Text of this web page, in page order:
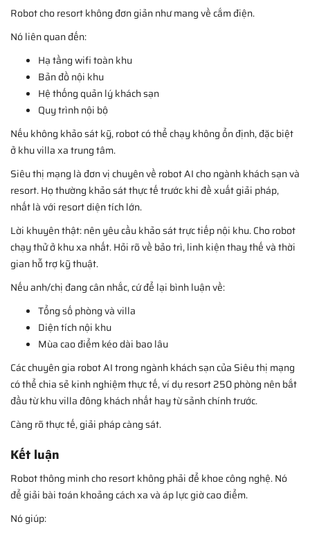
Robot cho resort không đơn giản như mang về cắm điện.
Nó liên quan đến:
Hạ tầng wifi toàn khu
Bản đồ nội khu
Hệ thống quản lý khách sạn
Quy trình nội bộ
Nếu không khảo sát kỹ, robot có thể chạy không ổn định, đặc biệt
ở khu villa xa trung tâm.
Siêu thị mạng là đơn vị chuyên về robot AI cho ngành khách sạn và
resort. Họ thường khảo sát thực tế trước khi đề xuất giải pháp,
nhất là với resort diện tích lớn.
Lời khuyên thật: nên yêu cầu khảo sát trực tiếp nội khu. Cho robot
chạy thử ở khu xa nhất. Hỏi rõ về bảo trì, linh kiện thay thế và thời
gian hỗ trợ kỹ thuật.
Nếu anh/chị đang cân nhắc, cứ để lại bình luận về:
Tổng số phòng và villa
Diện tích nội khu
Mùa cao điểm kéo dài bao lâu
Các chuyên gia robot AI trong ngành khách sạn của Siêu thị mạng
có thể chia sẻ kinh nghiệm thực tế, ví dụ resort 250 phòng nên bắt
đầu từ khu villa đông khách nhất hay từ sảnh chính trước.
Càng rõ thực tế, giải pháp càng sát.
Kết luận
Robot thông minh cho resort không phải để khoe công nghệ. Nó
để giải bài toán khoảng cách xa và áp lực giờ cao điểm.
Nó giúp: